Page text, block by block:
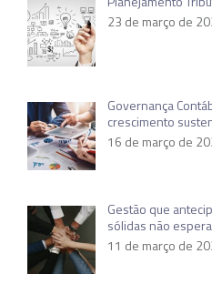
23 de março de
Governança
crescimento
16 de março de
Gestão que
sólidas não
11 de março de